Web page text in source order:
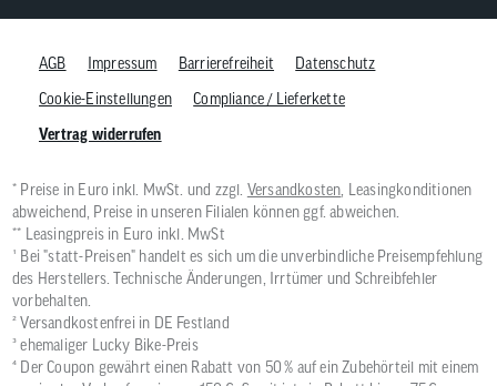
AGB Impressum Barrierefreiheit
Datenschutz
Cookie-Einstellungen
Compliance / Lieferkette
Vertrag widerrufen
* Preise in Euro inkl. MwSt. und zzgl. Versandkosten , Leasingkonditionen
abweichend, Preise in unseren Filialen können ggf. abweichen.
** Leasingpreis in Euro inkl. MwSt
¹ Bei "statt-Preisen" handelt es sich um die unverbindliche Preisempfehlung
des Herstellers. Technische Änderungen, Irrtümer und Schreibfehler
vorbehalten.
² Versandkostenfrei in DE Festland
³ ehemaliger Lucky Bike-Preis
⁴ Der Coupon gewährt einen Rabatt von 50 % auf ein Zubehörteil mit einem